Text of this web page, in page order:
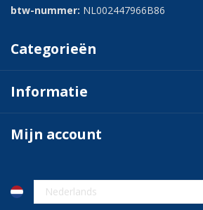
btw-nummer: NL002447966B86
Categorieën
Informatie
Mijn account